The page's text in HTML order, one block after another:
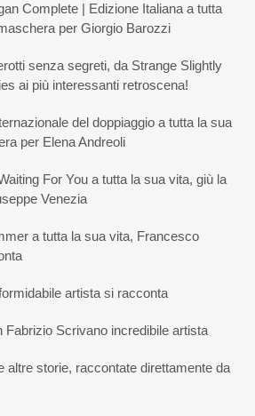
Complete | Edizione Italiana a tutta
per Giorgio Barozzi
senza segreti, da Strange Slightly
ai più interessanti retroscena!
del doppiaggio a tutta la sua
per Elena Andreoli
For You a tutta la sua vita, giù la
Venezia
a tutta la sua vita, Francesco
artista si racconta
Fabrizio Scrivano incredibile artista
altre storie, raccontate direttamente da